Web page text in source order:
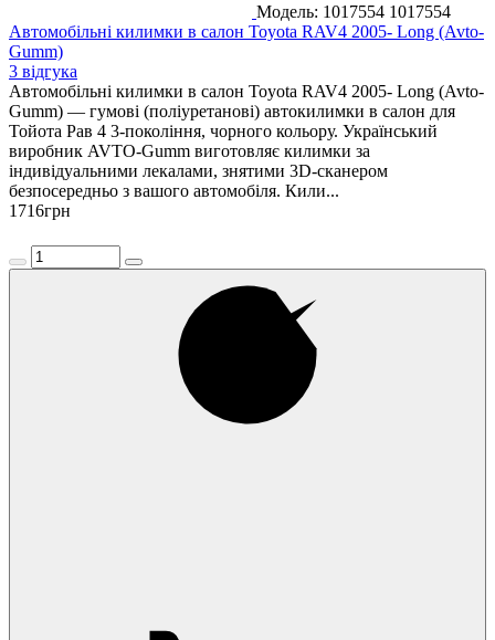
Модель: 1017554 1017554
Автомобільні килимки в салон Toyota RAV4 2005- Long (Avto-
Gumm)
3 відгука
Автомобільні килимки в салон Toyota RAV4 2005- Long (Avto-
Gumm) — гумові (поліуретанові) автокилимки в салон для
Тойота Рав 4 3-покоління, чорного кольору. Український
виробник AVTO-Gumm виготовляє килимки за
індивідуальними лекалами, знятими 3D-сканером
безпосередньо з вашого автомобіля. Кили...
1716грн